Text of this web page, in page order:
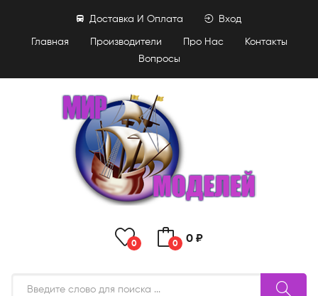
Главная Производители Про Нас
Контакты
Вопросы
Доставка И Оплата Вход
0 0 0 ₽